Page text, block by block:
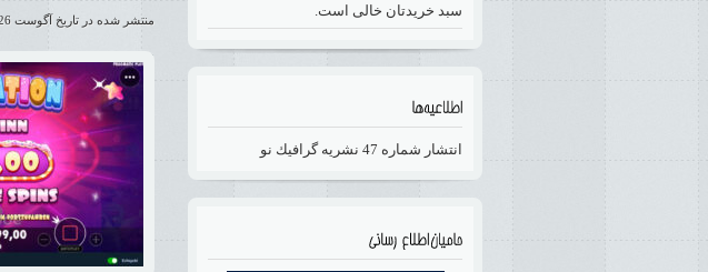
منتشر شده در تاريخ آگوست 26, 2025
سبد خریدتان خالی است.
انتشار شماره 47 نشريه گرافيك نو